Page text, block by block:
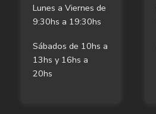
Lunes a Viernes de
9:30hs a 19:30hs
Sábados de 10hs a
13hs y 16hs a
20hs